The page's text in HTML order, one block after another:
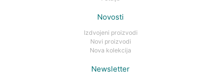
Novosti
Izdvojeni proizvodi
Novi proizvodi
Nova kolekcija
Newsletter